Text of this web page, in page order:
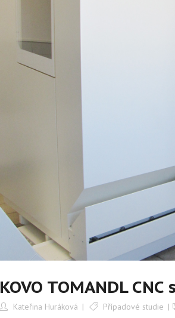
KOVO TOMANDL CNC
Kateřina Huráková Případové studie